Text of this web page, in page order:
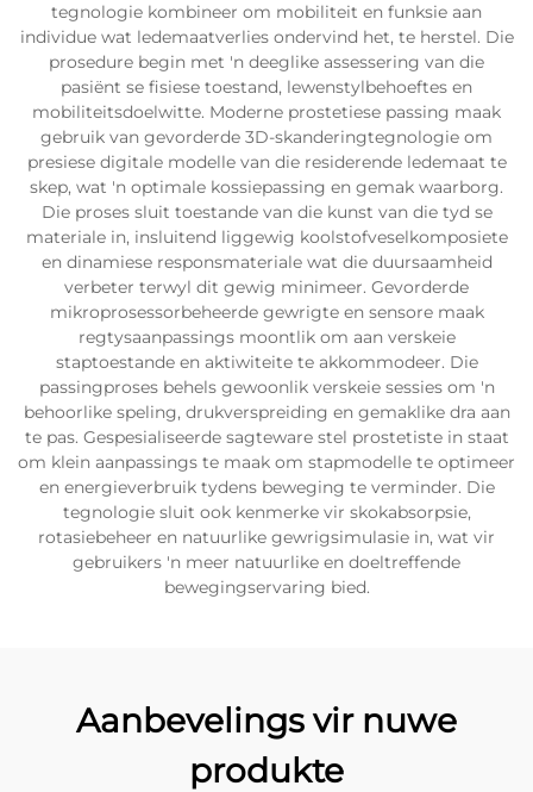
tegnologie kombineer om mobiliteit en funksie aan
individue wat ledemaatverlies ondervind het, te herstel. Die
prosedure begin met 'n deeglike assessering van die
pasiënt se fisiese toestand, lewenstylbehoeftes en
mobiliteitsdoelwitte. Moderne prostetiese passing maak
gebruik van gevorderde 3D-skanderingtegnologie om
presiese digitale modelle van die residerende ledemaat te
skep, wat 'n optimale kossiepassing en gemak waarborg.
Die proses sluit toestande van die kunst van die tyd se
materiale in, insluitend liggewig koolstofveselkomposiete
en dinamiese responsmateriale wat die duursaamheid
verbeter terwyl dit gewig minimeer. Gevorderde
mikroprosessorbeheerde gewrigte en sensore maak
regtysaanpassings moontlik om aan verskeie
staptoestande en aktiwiteite te akkommodeer. Die
passingproses behels gewoonlik verskeie sessies om 'n
behoorlike speling, drukverspreiding en gemaklike dra aan
te pas. Gespesialiseerde sagteware stel prostetiste in staat
om klein aanpassings te maak om stapmodelle te optimeer
en energieverbruik tydens beweging te verminder. Die
tegnologie sluit ook kenmerke vir skokabsorpsie,
rotasiebeheer en natuurlike gewrigsimulasie in, wat vir
gebruikers 'n meer natuurlike en doeltreffende
bewegingservaring bied.
Aanbevelings vir nuwe
produkte